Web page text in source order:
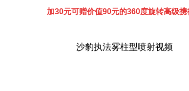
加30元可赠价值90元的360度旋转高级携
沙豹执法雾柱型喷射视频